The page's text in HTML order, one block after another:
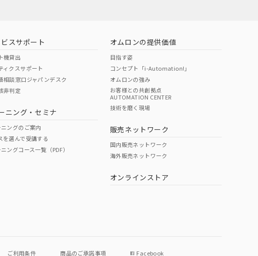
スサポート
機貸出
ィクスサポート
相談窓口ジャパンデスク
非判定
ニング・セミナ
ングのご案内
を選んで受講する
ングコース一覧（PDF）
オムロンの提供価値
目指す姿
コンセプト「i-Automation!」
オムロンの強み
お客様との共創拠点
AUTOMATION CENTER
技術を磨く現場
販売ネットワーク
国内販売ネットワーク
海外販売ネットワーク
オンラインストア
ご利用条件 商品のご承諾事項 Facebook